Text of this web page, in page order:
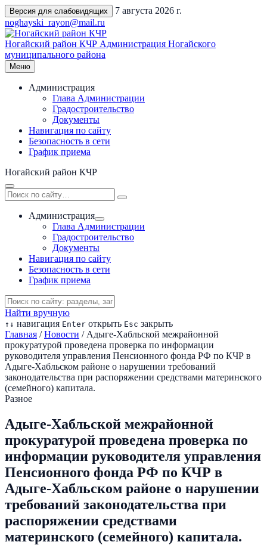
Перейти
к
содержимому
Версия для слабовидящих
7 августа 2026 г.
noghayski_rayon@mail.ru
Ногайский район КЧР Администрация Ногайского
муниципального района
Меню
Администрация
Глава Администрации
Градостроительство
Документы
Навигация по сайту
Безопасность в сети
График приема
Ногайский район КЧР
Администрация
Глава Администрации
Градостроительство
Документы
Навигация по сайту
Безопасность в сети
График приема
Найти вручную
↑ ↓ навигация Enter открыть Esc закрыть
Главная / Новости / Адыге-Хабльской межрайонной
прокуратурой проведена проверка по информации
руководителя управления Пенсионного фонда РФ по КЧР в
Адыге-Хабльском районе о нарушении требований
законодательства при распоряжении средствами материнского
(семейного) капитала.
Разное
Адыге-Хабльской межрайонной
прокуратурой проведена проверка по
информации руководителя управления
Пенсионного фонда РФ по КЧР в
Адыге-Хабльском районе о нарушении
требований законодательства при
распоряжении средствами
материнского (семейного) капитала.